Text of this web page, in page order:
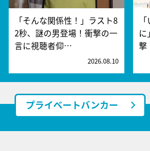
「そんな関係性！」ラスト8
2秒、謎の男登場！衝撃の一
言に視聴者仰…
2026.08.10
撃
プライベートバンカー